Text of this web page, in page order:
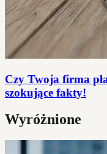
Czy Twoja firma
szokujące fakty!
Wyróżnione